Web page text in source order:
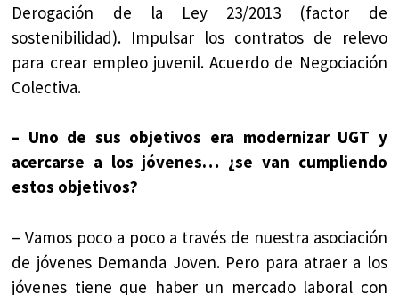
Derogación de la Ley 23/2013 (factor de
sostenibilidad). Impulsar los contratos de relevo
para crear empleo juvenil. Acuerdo de Negociación
Colectiva.
– Uno de sus objetivos era modernizar UGT y
acercarse a los jóvenes… ¿se van cumpliendo
estos objetivos?
– Vamos poco a poco a través de nuestra asociación
de jóvenes Demanda Joven. Pero para atraer a los
jóvenes tiene que haber un mercado laboral con